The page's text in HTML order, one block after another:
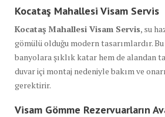
Kocataş Mahallesi Visam Servis
Kocataş Mahallesi Visam Servis, su
gömülü olduğu modern tasarımlardır.
banyolara şıklık katar hem de alandan
duvar içi montaj nedeniyle bakım ve
gerektirir.
Visam Gömme Rezervuarların